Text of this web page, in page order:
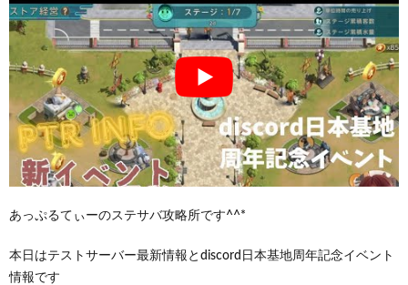
あっぷるてぃーのステサバ攻略所です^^*
本日はテストサーバー最新情報とdiscord日本基地周年記念イベント
情報です